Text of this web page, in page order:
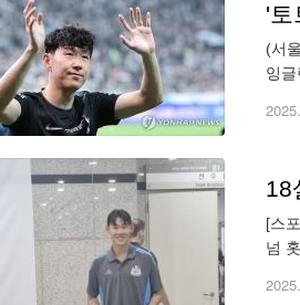
'토
(서
잉
[스
넘